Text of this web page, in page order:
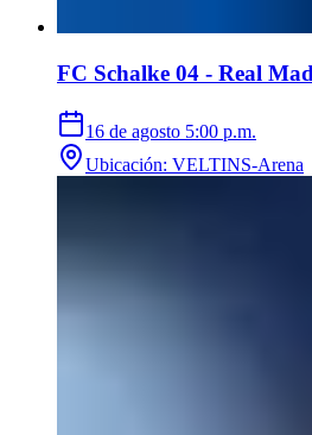
FC Schalke 04 - Real
16 de agosto 5:00 p.m.
Ubicación: VELTINS-Arena